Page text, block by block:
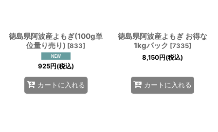
徳島県阿波産よもぎ(100g単
位量り売り) [833]
925円(税込)
カートに入れる
徳島県阿波産よもぎ お得な
1kgパック [7335]
8,150円(税込)
カートに入れる